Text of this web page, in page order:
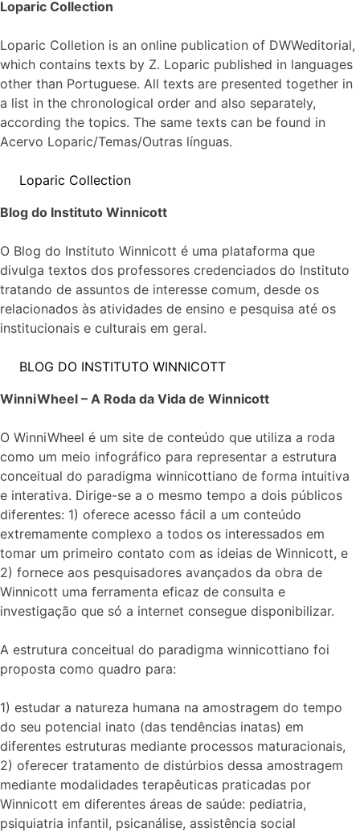
Loparic Collection
Loparic Colletion is an online publication of DWWeditorial,
which contains texts by Z. Loparic published in languages
other than Portuguese. All texts are presented together in
a list in the chronological order and also separately,
according the topics. The same texts can be found in
Acervo Loparic/Temas/Outras línguas.
Loparic Collection
Blog do Instituto Winnicott
O Blog do Instituto Winnicott é uma plataforma que
divulga textos dos professores credenciados do Instituto
tratando de assuntos de interesse comum, desde os
relacionados às atividades de ensino e pesquisa até os
institucionais e culturais em geral.
BLOG DO INSTITUTO WINNICOTT
WinniWheel – A Roda da Vida de Winnicott
O WinniWheel é um site de conteúdo que utiliza a roda
como um meio infográfico para representar a estrutura
conceitual do paradigma winnicottiano de forma intuitiva
e interativa. Dirige-se a o mesmo tempo a dois públicos
diferentes: 1) oferece acesso fácil a um conteúdo
extremamente complexo a todos os interessados em
tomar um primeiro contato com as ideias de Winnicott, e
2) fornece aos pesquisadores avançados da obra de
Winnicott uma ferramenta eficaz de consulta e
investigação que só a internet consegue disponibilizar.
A estrutura conceitual do paradigma winnicottiano foi
proposta como quadro para:
1) estudar a natureza humana na amostragem do tempo
do seu potencial inato (das tendências inatas) em
diferentes estruturas mediante processos maturacionais,
2) oferecer tratamento de distúrbios dessa amostragem
mediante modalidades terapêuticas praticadas por
Winnicott em diferentes áreas de saúde: pediatria,
psiquiatria infantil, psicanálise, assistência social